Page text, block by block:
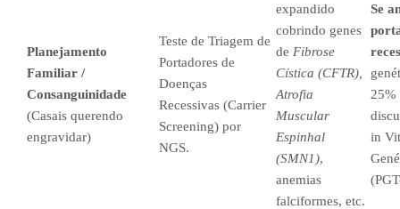
Planejamento
Familiar /
Consanguinidade
(Casais querendo
engravidar)
Teste de Triagem de
Portadores de
Doenças
Recessivas (Carrier
Screening) por
NGS.
expandido
cobrindo genes
de Fibrose
Cística (CFTR),
Atrofia
Muscular
Espinhal
(SMN1),
anemias
falciformes, etc.
Se
25%
in